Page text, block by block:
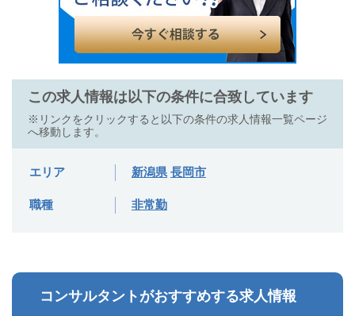
この求人情報は以下の条件に合致しています
※リンクをクリックすると以下の条件の求人情報一覧ページ
へ移動します。
エリア 新潟県 長岡市
職種 非常勤
コンサルタントがおすすめする求人情報